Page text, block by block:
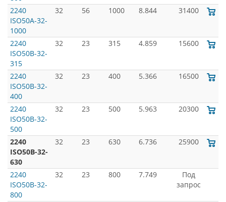
2240
ISO50A-32-
1000
32 56 1000 8.844 31400
2240
ISO50B-32-
315
32 23 315 4.859 15600
2240
ISO50B-32-
400
32 23 400 5.366 16500
2240
ISO50B-32-
500
32 23 500 5.963 20300
2240
ISO50B-32-
630
32 23 630 6.736 25900
2240
ISO50B-32-
800
32 23 800 7.749
Под
запрос